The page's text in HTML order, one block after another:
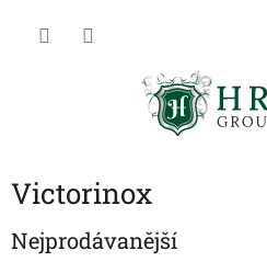
Victorinox
Nejprodávanější